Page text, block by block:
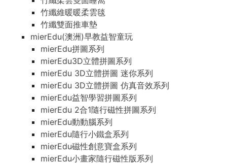
竹纖維暖暖柔雲毯
竹纖雙面推車墊
mierEdu(澳洲)早教益智童玩
mierEdu拼圖系列
mierEdu3D立體拼圖系列
mierEdu 3D立體拼圖 迷你系列
mierEdu 3D立體拼圖 仿真音效系列
mierEdu益智學習拼圖系列
mierEdu 2合1隨行磁性拼圖系列
mierEdu動動腦系列
mierEdu隨行小鐵盒系列
mierEdu磁性創意寶盒系列
mierEdu小畫家隨行磁性版系列